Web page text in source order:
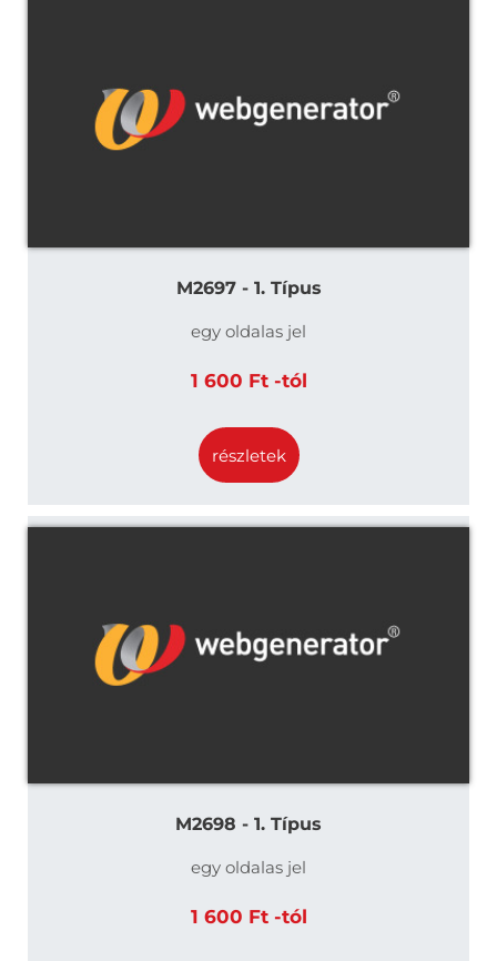
M2697 - 1. Típus
egy oldalas jel
1 600 Ft -tól
részletek
M2698 - 1. Típus
egy oldalas jel
1 600 Ft -tól